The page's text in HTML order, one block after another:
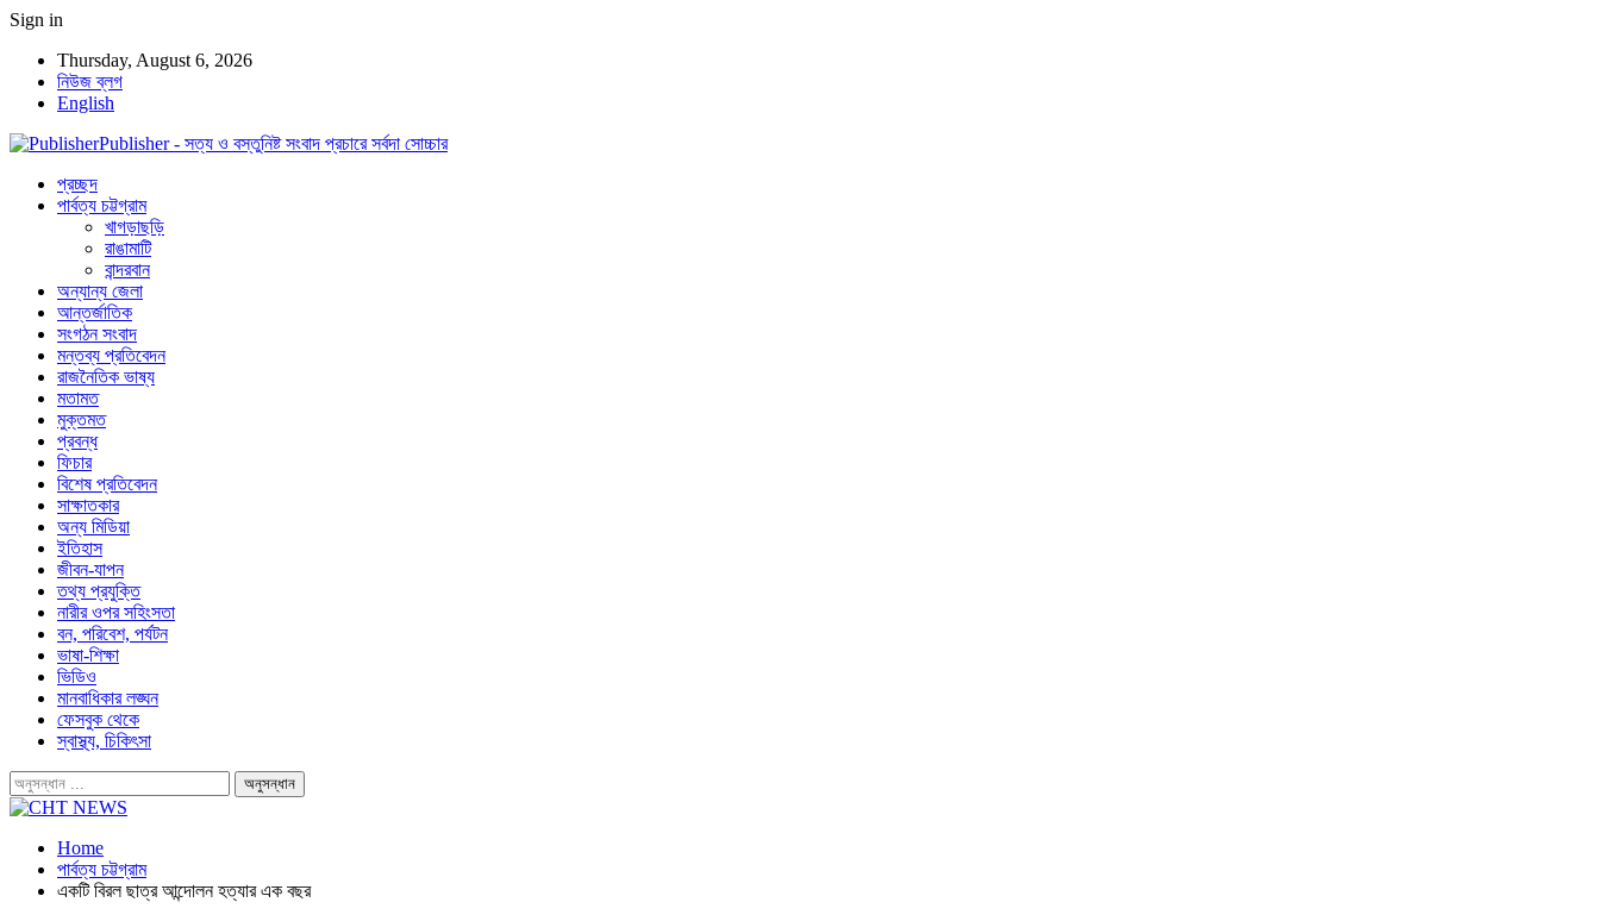
Sign in
Thursday, August 6, 2026
নিউজ ব্লগ
English
Publisher - সত্য ও বস্তুনিষ্ট সংবাদ প্রচারে সর্বদা সোচ্চার
প্রচ্ছদ
পার্বত্য চট্টগ্রাম
খাগড়াছড়ি
রাঙামাটি
বান্দরবান
অন্যান্য জেলা
আন্তর্জাতিক
সংগঠন সংবাদ
মন্তব্য প্রতিবেদন
রাজনৈতিক ভাষ্য
মতামত
মুক্তমত
প্রবন্ধ
ফিচার
বিশেষ প্রতিবেদন
সাক্ষাতকার
অন্য মিডিয়া
ইতিহাস
জীবন-যাপন
তথ্য প্রযুক্তি
নারীর ওপর সহিংসতা
বন, পরিবেশ, পর্যটন
ভাষা-শিক্ষা
ভিডিও
মানবাধিকার লঙ্ঘন
ফেসবুক থেকে
স্বাস্থ্য, চিকিৎসা
Home
পার্বত্য চট্টগ্রাম
একটি বিরল ছাত্র আন্দোলন হত্যার এক বছর